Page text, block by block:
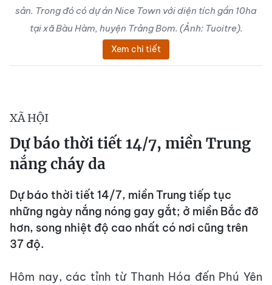
sản. Trong đó có dự án Nice Town với diện tích gần 10ha
tại xã Bàu Hàm, huyện Trảng Bom. (Ảnh: Tuoitre).
Xem chi tiết
XÃ HỘI
Dự báo thời tiết 14/7, miền Trung
nắng cháy da
Dự báo thời tiết 14/7, miền Trung tiếp tục
những ngày nắng nóng gay gắt; ở miền Bắc đỡ
hơn, song nhiệt độ cao nhất có nơi cũng trên
37 độ.
Hôm nay, các tỉnh từ Thanh Hóa đến Phú Yên